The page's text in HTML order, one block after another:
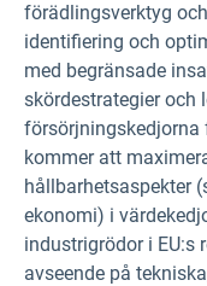
förädlingsverktyg
identifiering och
med begränsade
skördestrategier och
försörjningskedjorna
kommer att
hållbarhetsaspekter
ekonomi) i
industrigrödor i EU:s
avseende på